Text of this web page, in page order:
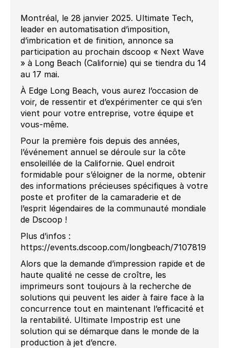
Montréal, le 28 janvier 2025. Ultimate Tech,
leader en automatisation d’imposition,
d’imbrication et de finition, annonce sa
participation au prochain dscoop « Next Wave
» à Long Beach (Californie) qui se tiendra du 14
au 17 mai.
À Edge Long Beach, vous aurez l’occasion de
voir, de ressentir et d’expérimenter ce qui s’en
vient pour votre entreprise, votre équipe et
vous-même.
Pour la première fois depuis des années,
l’événement annuel se déroule sur la côte
ensoleillée de la Californie. Quel endroit
formidable pour s’éloigner de la norme, obtenir
des informations précieuses spécifiques à votre
poste et profiter de la camaraderie et de
l’esprit légendaires de la communauté mondiale
de Dscoop !
Plus d’infos :
https://events.dscoop.com/longbeach/7107819
Alors que la demande d’impression rapide et de
haute qualité ne cesse de croître, les
imprimeurs sont toujours à la recherche de
solutions qui peuvent les aider à faire face à la
concurrence tout en maintenant l’efficacité et
la rentabilité. Ultimate Impostrip est une
solution qui se démarque dans le monde de la
production à jet d’encre.